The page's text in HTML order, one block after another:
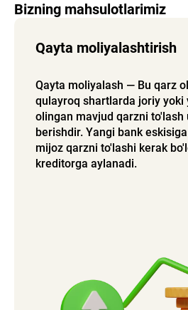
Bizning mahsulotlarimiz
Qayta moliyalashtirish
Qayta moliyalash — Bu qarz
qulayroq shartlarda joriy yoki
olingan mavjud qarzni to'lash
berishdir. Yangi bank
mijoz qarzni to'lashi kerak
kreditorga aylanadi.